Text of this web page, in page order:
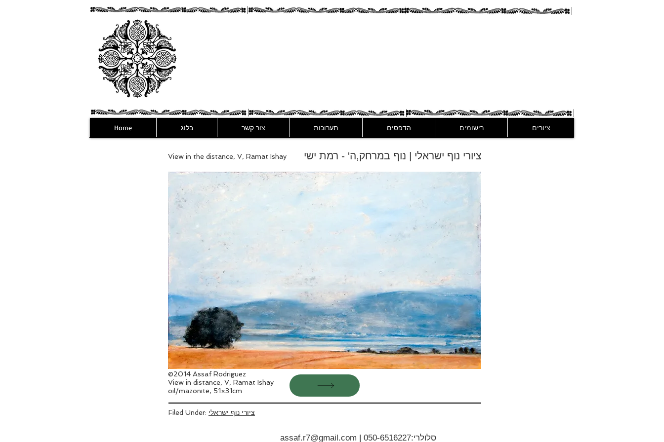
Home בלוג צור קשר תערוכות הדפסים רישומים ציורים
View in the distance, V, Ramat Ishay ציורי נוף ישראלי | נוף במרחק,ה' - רמת ישי
©2014 Assaf Rodriguez
View in distance, V, Ramat Ishay
oil/mazonite, 51×31cm
Filed Under: ציורי נוף ישראלי
סלולרי:050-6516227
|
assaf.r7@gmail.com